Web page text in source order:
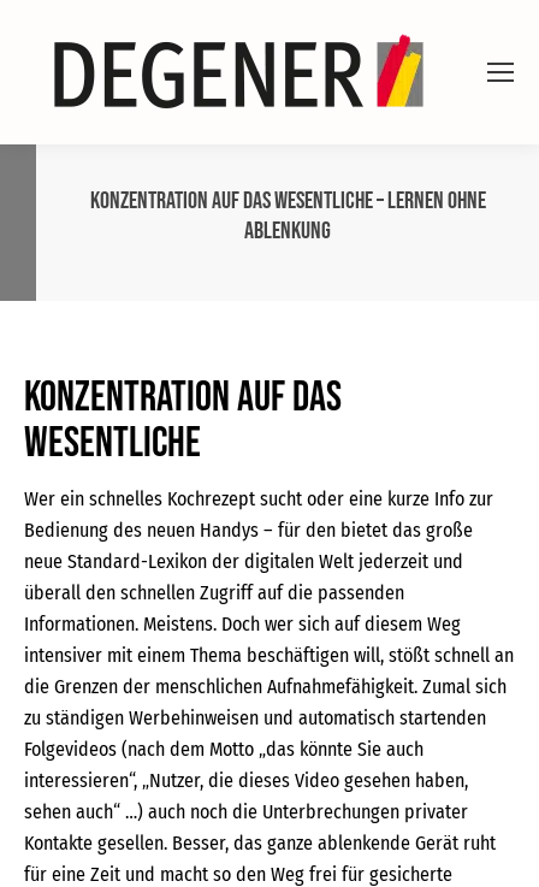
Konzentration auf das Wesentliche – Lernen ohne
Ablenkung
Konzentration auf das
Wesentliche
Wer ein schnelles Kochrezept sucht oder eine kurze Info zur
Bedienung des neuen Handys – für den bietet das große
neue Standard-Lexikon der digitalen Welt jederzeit und
überall den schnellen Zugriff auf die passenden
Informationen. Meistens. Doch wer sich auf diesem Weg
intensiver mit einem Thema beschäftigen will, stößt schnell an
die Grenzen der menschlichen Aufnahmefähigkeit. Zumal sich
zu ständigen Werbehinweisen und automatisch startenden
Folgevideos (nach dem Motto „das könnte Sie auch
interessieren“, „Nutzer, die dieses Video gesehen haben,
sehen auch“ …) auch noch die Unterbrechungen privater
Kontakte gesellen. Besser, das ganze ablenkende Gerät ruht
für eine Zeit und macht so den Weg frei für gesicherte